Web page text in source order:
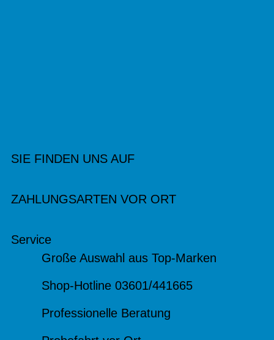
SIE FINDEN UNS AUF
ZAHLUNGSARTEN VOR ORT
Service
Große Auswahl aus Top-Marken
Shop-Hotline 03601/441665
Professionelle Beratung